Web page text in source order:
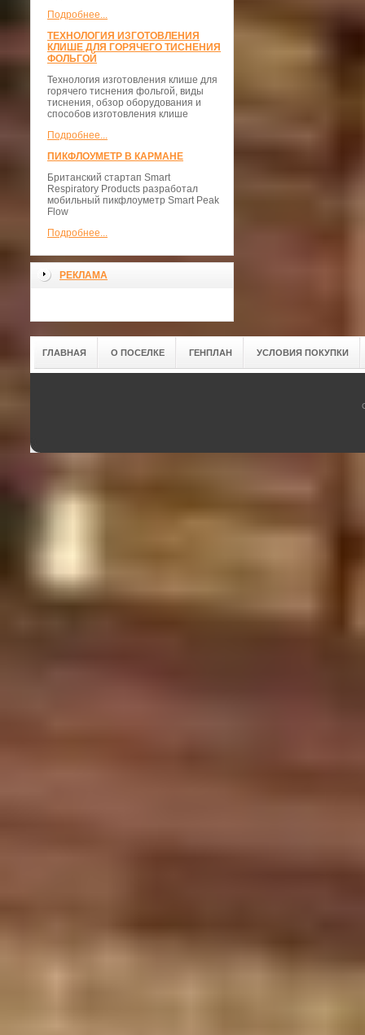
Подробнее...
ТЕХНОЛОГИЯ ИЗГОТОВЛЕНИЯ
КЛИШЕ ДЛЯ ГОРЯЧЕГО ТИСНЕНИЯ
ФОЛЬГОЙ
Технология изготовления клише для
горячего тиснения фольгой, виды
тиснения, обзор оборудования и
способов изготовления клише
Подробнее...
ПИКФЛОУМЕТР В КАРМАНЕ
Британский стартап Smart
Respiratory Products разработал
мобильный пикфлоуметр Smart Peak
Flow
Подробнее...
РЕКЛАМА
ГЛАВНАЯ О ПОСЕЛКЕ ГЕНПЛАН УСЛОВИЯ ПОКУПКИ